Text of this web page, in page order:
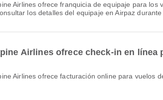
los detalles del equipaje en Airpaz durante
Airlines ofrece check-in en línea